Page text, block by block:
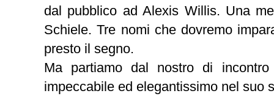
dal pubblico ad Alexis Willis. Una
Schiele. Tre nomi che dovremo
presto il segno.
Ma partiamo dal nostro di
impeccabile ed elegantissimo nel suo